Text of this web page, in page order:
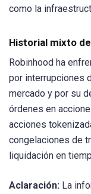
como la
Historial mixto
Robinhood ha
por interrupciones
mercado y por su
órdenes en
acciones
congelaciones de
liquidación en
Aclaración: La